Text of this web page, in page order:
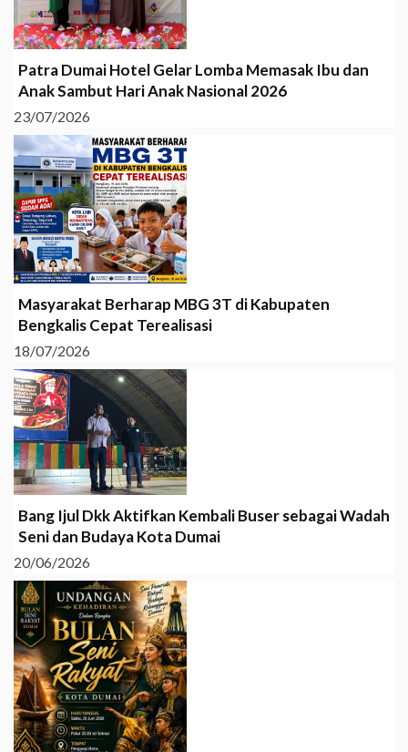
Patra Dumai Hotel Gelar Lomba Memasak Ibu dan
Anak Sambut Hari Anak Nasional 2026
23/07/2026
Masyarakat Berharap MBG 3T di Kabupaten
Bengkalis Cepat Terealisasi
18/07/2026
Bang Ijul Dkk Aktifkan Kembali Buser sebagai Wadah
Seni dan Budaya Kota Dumai
20/06/2026